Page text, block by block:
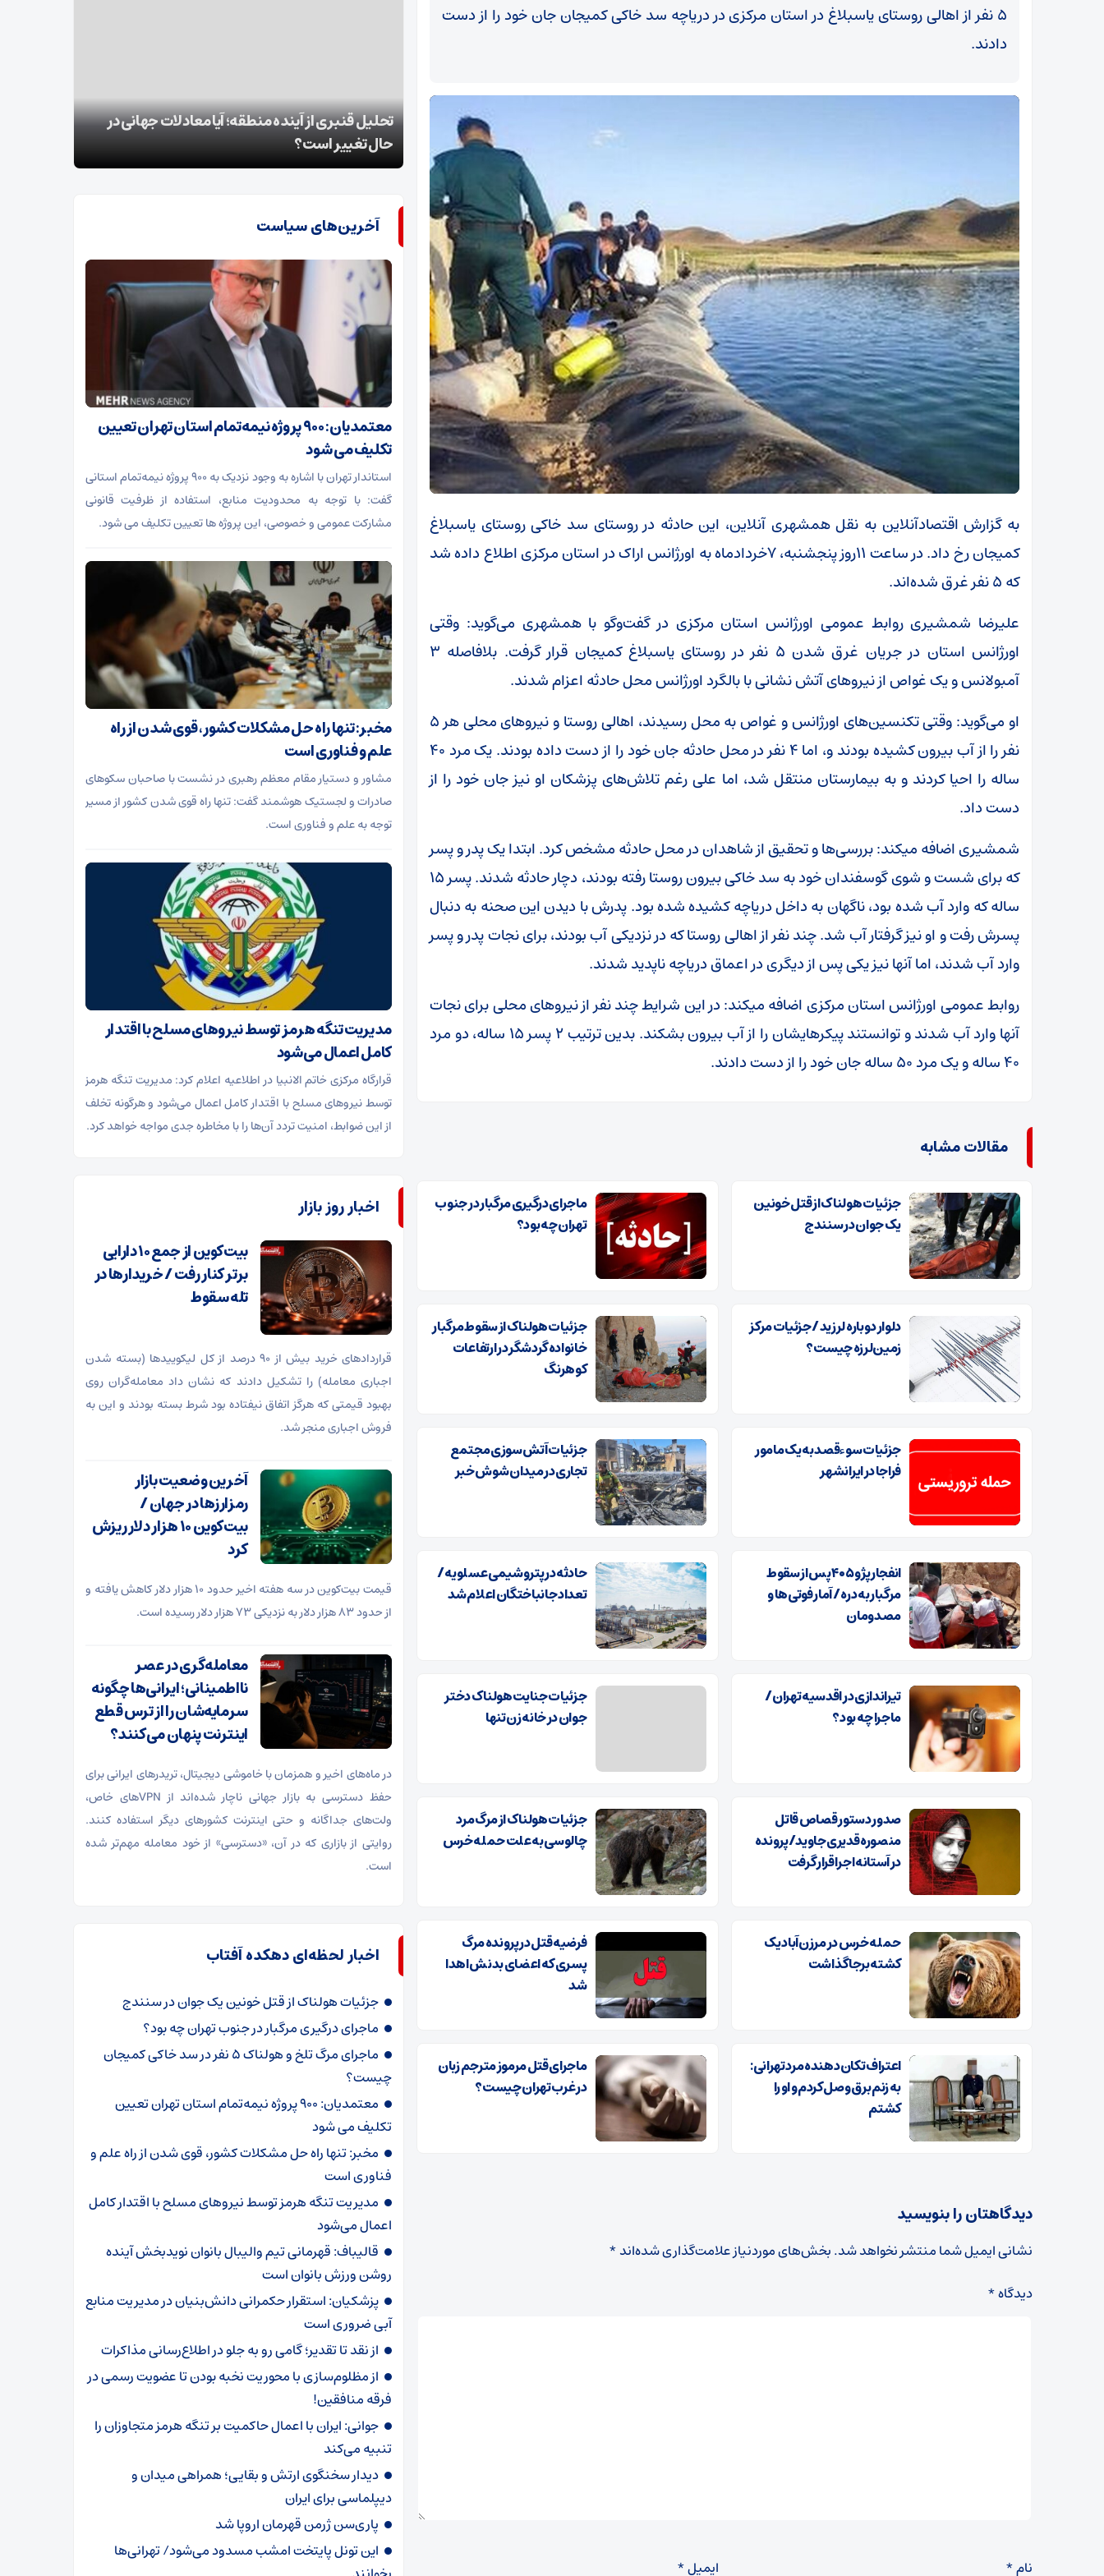
۵ نفر از اهالی روستای یاسبلاغ در استان مرکزی در دریاچه سد خاکی کمیجان جان خود را از دست
دادند.
به گزارش اقتصادآنلاین به نقل همشهری آنلاین، این حادثه در روستای سد خاکی روستای یاسبلاغ
کمیجان رخ داد. در ساعت ۱۱روز پنجشنبه، ۷خردادماه به اورژانس اراک در استان مرکزی اطلاع داده شد
که ۵ نفر غرق شده‌اند.
علیرضا شمشیری روابط عمومی اورژانس استان مرکزی در گفت‌و‌گو با همشهری می‌‎گوید: وقتی
اورژانس استان در جریان غرق شدن ۵ نفر در روستای یاسبلاغ کمیجان قرار گرفت. بلافاصله ۳
آمبولانس و یک غواص از نیرو‌های آتش نشانی با بالگرد اورژانس محل حادثه اعزام شدند.
او می‌گوید: وقتی تکنسین‌های اورژانس و غواص به محل رسیدند، اهالی روستا و نیرو‌های محلی هر ۵
نفر را از آب بیرون کشیده بودند و، اما ۴ نفر در محل حادثه جان خود را از دست داده بودند. یک مرد ۴۰
ساله را احیا کردند و به بیمارستان منتقل شد، اما علی رغم تلاش‌های پزشکان او نیز جان خود را از
دست داد.
شمشیری اضافه می‎کند: بررسی‌ها و تحقیق از شاهدان در محل حادثه مشخص کرد. ابتدا یک پدر و پسر
که برای شست و شوی گوسفندان خود به سد خاکی بیرون روستا رفته بودند، دچار حادثه شدند. پسر ۱۵
ساله که وارد آب شده بود، ناگهان به داخل دریاچه کشیده شده بود. پدرش با دیدن این صحنه به دنبال
پسرش رفت و او نیز گرفتار آب شد. چند نفر از اهالی روستا که در نزدیکی آب بودند، برای نجات پدر و پسر
وارد آب شدند، اما آنها نیز یکی پس از دیگری در اعماق دریاچه ناپدید شدند.
روابط عمومی اورژانس استان مرکزی اضافه می‎کند: در این شرایط چند نفر از نیرو‌های محلی برای نجات
آنها وارد آب شدند و توانستند پیکرهایشان را از آب بیرون بشکند. بدین ترتیب ۲ پسر ۱۵ ساله، دو مرد
۴۰ ساله و یک مرد ۵۰ ساله جان خود را از دست دادند.
مقالات مشابه
جزئیات هولناک از قتل خونین
یک جوان در سنندج
ماجرای درگیری مرگبار در جنوب
تهران چه بود؟
دلوار دوباره لرزید / جزئیات مرکز
زمین‌لرزه چیست؟
جزئیات هولناک از سقوط مرگبار
خانواده گردشگر در ارتفاعات
کوهرنگ
جزئیات سوءقصد به یک مامور
فراجا در ایرانشهر
جزئیات آتش‌سوزی مجتمع
تجاری در میدان شوش خبر
انفجار پژو ۴۰۵ پس از سقوط
مرگبار به دره / آمار فوتی‌ها و
مصدومان
حادثه در پتروشیمی عسلویه /
تعداد جانباختگان اعلام شد
تیراندازی در اقدسیه تهران/
ماجرا چه بود؟
جزئیات جنایت هولناک دختر
جوان در خانه زن تنها
صدور دستور قصاص قاتل
منصوره قدیری‌جاوید/پرونده
در آستانه اجرا قرار گرفت
جزئیات هولناک از مرگ مرد
چالوسی به علت حمله خرس
حمله خرس در مرزن‌آباد یک
کشته برجا گذاشت
فرضیه قتل در پرونده مرگ
پسری که اعضای بدنش اهدا
شد
اعتراف تکان‌دهنده مرد تهرانی:
به زنم برق وصل کردم و او را
کشتم
ماجرای قتل مرموز مترجم زبان
در غرب تهران چیست؟
دیدگاهتان را بنویسید
نشانی ایمیل شما منتشر نخواهد شد.بخش‌های موردنیاز علامت‌گذاری شده‌اند*
دیدگاه*
نام* ایمیل*
تحلیل قنبری از آینده منطقه؛ آیا معادلات جهانی در
علت حادثه در واحد هوای شرکت دماوند انرژی
عسلویه/ترخیص 2 مصدوم
آخرین‌های سیاست
معتمدیان: ۹۰۰ پروژه نیمه‌تمام استان تهران تعیین
تکلیف می شود
استاندار تهران با اشاره به وجود نزدیک به ۹۰۰ پروژه نیمه‌تمام استانی
گفت: با توجه به محدودیت منابع، استفاده از ظرفیت قانونی
مشارکت عمومی و خصوصی، این پروژه ها تعیین تکلیف می شود.
مخبر: تنها راه حل مشکلات کشور، قوی شدن از راه
علم و فناوری است
مشاور و دستیار مقام معظم رهبری در نشست با صاحبان سکوهای
صادرات و لجستیک هوشمند گفت: تنها راه قوی شدن کشور از مسیر
توجه به علم و فناوری است.
مدیریت تنگه هرمز توسط نیروهای مسلح با اقتدار
کامل اعمال می‌شود
قرارگاه مرکزی خاتم الانبیا در اطلاعیه اعلام کرد: مدیریت تنگه هرمز
توسط نیروهای مسلح با اقتدار کامل اعمال می‌شود و هرگونه تخلف
از این ضوابط، امنیت تردد آن‌ها را با مخاطره جدی مواجه خواهد کرد.
اخبار روز بازار
بیت‌کوین از جمع ۱۰ دارایی
برتر کنار رفت / خریدار‌ها در
تله سقوط
قرارداد‌های خرید بیش از ۹۰ درصد از کل لیکویید‌ها (بسته شدن
اجباری معامله) را تشکیل دادند که نشان داد معامله‌گران روی
بهبود قیمتی که هرگز اتفاق نیفتاده بود شرط بسته بودند و این به
فروش اجباری منجر شد.
آخرین وضعیت بازار
رمزارزها در جهان /
بیت‌کوین ۱۰ هزار دلار ریزش
کرد
قیمت بیت‌کوین در سه هفته‌ اخیر حدود ۱۰ هزار دلار کاهش یافته و
از حدود ۸۳ هزار دلار به نزدیکی ۷۳ هزار دلار رسیده است.
معامله‌گری در عصر
نااطمینانی؛ ایرانی‌ها چگونه
سرمایه‌شان را از ترس قطع
اینترنت پنهان می‌کنند؟
در ماه‌های اخیر و همزمان با خاموشی دیجیتال، تریدرهای ایرانی برای
حفظ دسترسی به بازار جهانی ناچار شده‌اند از VPNهای خاص،
ولت‌های جداگانه و حتی اینترنت کشورهای دیگر استفاده کنند.
روایتی از بازاری که در آن، «دسترسی» از خود معامله مهم‌تر شده
است.
اخبار لحظه‌ای دهکده آفتاب
جزئیات هولناک از قتل خونین یک جوان در سنندج
ماجرای درگیری مرگبار در جنوب تهران چه بود؟
ماجرای مرگ تلخ و هولناک ۵ نفر در سد خاکی کمیجان
چیست؟
معتمدیان: ۹۰۰ پروژه نیمه‌تمام استان تهران تعیین
تکلیف می شود
مخبر: تنها راه حل مشکلات کشور، قوی شدن از راه علم و
فناوری است
مدیریت تنگه هرمز توسط نیروهای مسلح با اقتدار کامل
اعمال می‌شود
قالیباف: قهرمانی تیم والیبال بانوان نویدبخش آینده
روشن ورزش بانوان است
پزشکیان: استقرار حکمرانی دانش‌بنیان در مدیریت منابع
آبی ضروری است
از نقد تا تقدیر؛ گامی رو به جلو در اطلاع‌رسانی مذاکرات
از مظلوم‌سازی با محوریت نخبه بودن تا عضویت رسمی در
فرقه منافقین!
جوانی: ایران با اعمال حاکمیت بر تنگه هرمز متجاوزان را
تنبیه می‌کند
دیدار سخنگوی ارتش و بقایی؛ همراهی میدان و
دیپلماسی برای ایران
پاری‌سن ژرمن قهرمان اروپا شد
این تونل پایتخت امشب مسدود می‌شود/ تهرانی‌ها